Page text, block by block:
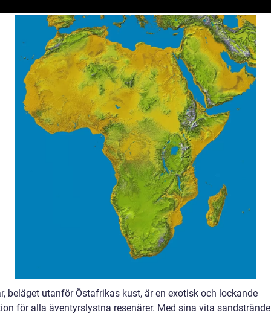
beläget utanför Östafrikas kust, är en exotisk och lockande
för alla äventyrslystna resenärer. Med sina vita